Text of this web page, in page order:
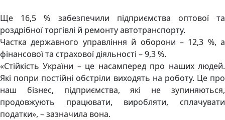
Ще 16,5 % забезпечили підприємства оптової та
роздрібної торгівлі й ремонту автотранспорту.
Частка державного управління й оборони – 12,3 %, а
фінансової та страхової діяльності – 9,3 %.
«Стійкість України – це насамперед про наших людей.
Які попри постійні обстріли виходять на роботу. Це про
наш бізнес, підприємства, які не зупиняються,
продовжують працювати, виробляти, сплачувати
податки», – зазначила вона.